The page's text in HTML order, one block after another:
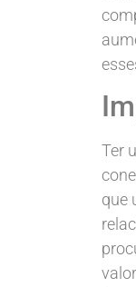
Ter
que